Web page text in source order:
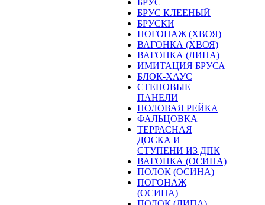
БРУС
БРУС КЛЕЕНЫЙ
БРУСКИ
ПОГОНАЖ (ХВОЯ)
ВАГОНКА (ХВОЯ)
ВАГОНКА (ЛИПА)
ИМИТАЦИЯ БРУСА
БЛОК-ХАУС
СТЕНОВЫЕ
ПАНЕЛИ
ПОЛОВАЯ РЕЙКА
ФАЛЬЦОВКА
ТЕРРАСНАЯ
ДОСКА И
СТУПЕНИ ИЗ ДПК
ВАГОНКА (ОСИНА)
ПОЛОК (ОСИНА)
ПОГОНАЖ
(ОСИНА)